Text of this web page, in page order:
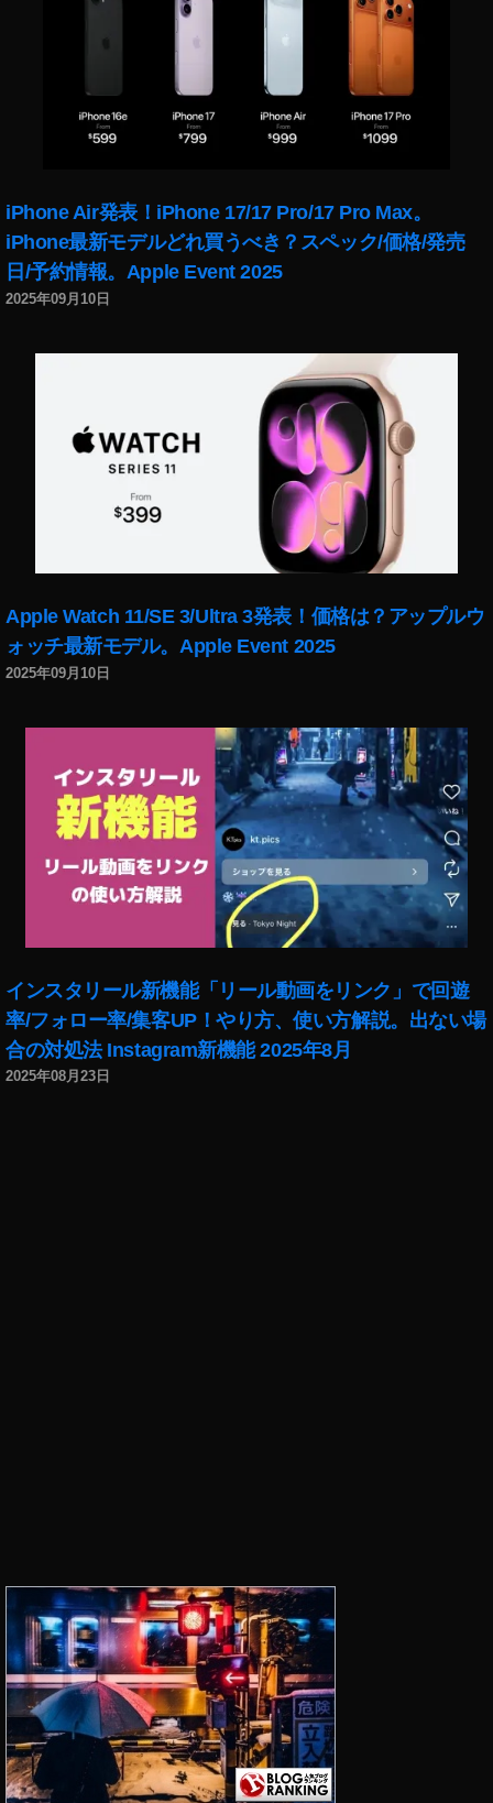
iPhone Air発表！iPhone 17/17 Pro/17 Pro Max。
iPhone最新モデルどれ買うべき？スペック/価格/発売
日/予約情報。Apple Event 2025
2025年09月10日
Apple Watch 11/SE 3/Ultra 3発表！価格は？アップルウ
ォッチ最新モデル。Apple Event 2025
2025年09月10日
インスタリール新機能「リール動画をリンク」で回遊
率/フォロー率/集客UP！やり方、使い方解説。出ない場
合の対処法 Instagram新機能 2025年8月
2025年08月23日